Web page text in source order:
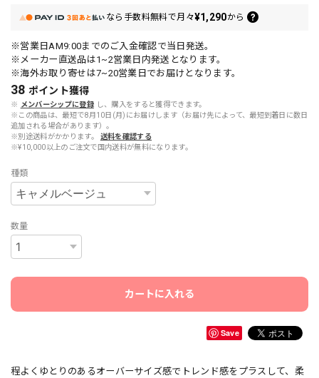
なら 手数料無料で月々¥1,290から
※営業日AM9:00までのご入金確認で当日発送。
※メーカー直送品は1~2営業日内発送となります。
※海外お取り寄せは7~20営業日でお届けとなります。
38 ポイント獲得
※ メンバーシップに登録 し、購入をすると獲得できます。
※この商品は、最短で8月10日(月)にお届けします（お届け先によって、最短到着日に数日
追加される場合があります）。
※別途送料がかかります。
送料を確認する
※¥10,000以上のご注文で国内送料が無料になります。
種類
数量
カートに入れる
Save
程よくゆとりのあるオーバーサイズ感でトレンド感をプラスして、柔